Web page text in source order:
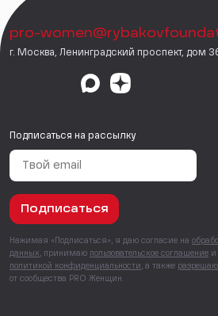
pro-
г. Москва, Ленинградский проспект, дом
Подписаться на рассылку
Подписаться
Нажимая «Подписаться», я даю согласие на
данных , принимаю пользовательское соглашение и
политикой конфиденциальности , а также
от сообщества PRO Женщин.